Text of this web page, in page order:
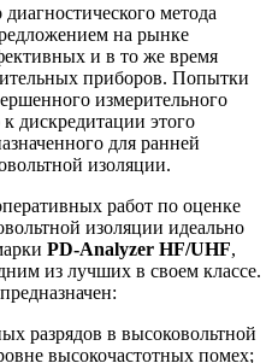
метода
на рынке
и в то же время
приборов. Попытки
измерительного
дискредитации этого
для ранней
изоляции.
работ по оценке
изоляции идеально
PD-Analyzer HF/UHF,
из лучших в своем классе.
предназначен:
разрядов в высоковольтной
высокочастотных помех;